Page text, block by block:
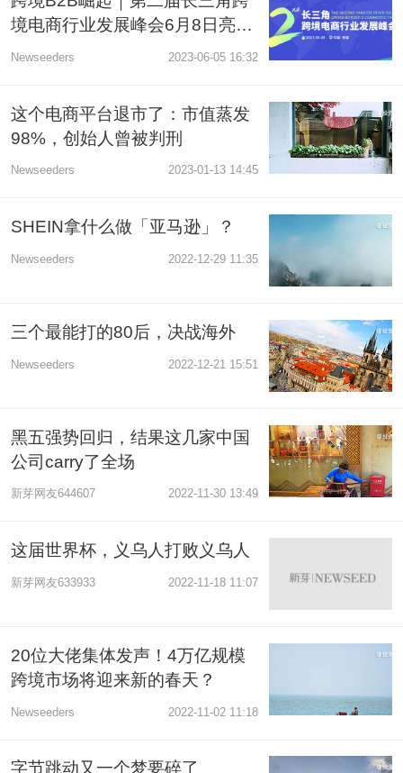
境电商行业发展峰会6月8日亮相
无锡
Newseeders 2023-06-05 16:32
这个电商平台退市了：市值蒸发
98%，创始人曾被判刑
Newseeders 2023-01-13 14:45
SHEIN拿什么做「亚马逊」？
Newseeders 2022-12-29 11:35
三个最能打的80后，决战海外
Newseeders 2022-12-21 15:51
黑五强势回归，结果这几家中国
公司carry了全场
新芽网友644607 2022-11-30 13:49
这届世界杯，义乌人打败义乌人
新芽网友633933 2022-11-18 11:07
20位大佬集体发声！4万亿规模
跨境市场将迎来新的春天？
Newseeders 2022-11-02 11:18
字节跳动又一个梦要碎了